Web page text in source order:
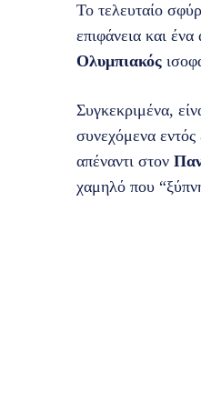
Το τελευταίο
επιφάνεια και
Ολυμπιακός
Συγκεκριμένα,
συνεχόμενα εντός
απέναντι στον
χαμηλό που